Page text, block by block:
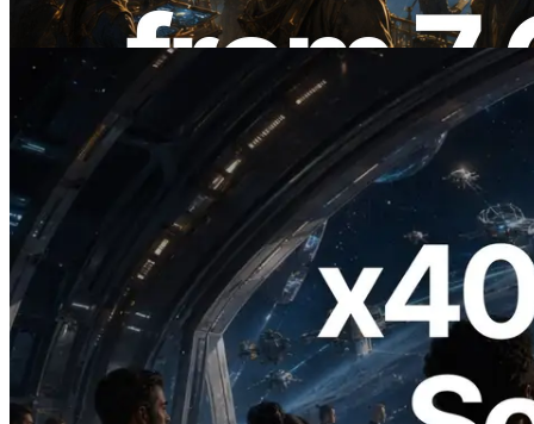
Ler este artigo
2026.07.04
ERPC lança Solana RPC com suporte a
x402 — A era em que agentes de IA